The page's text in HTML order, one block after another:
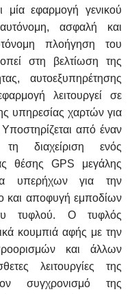
εφαρμογή γενικού
ασφαλή και
πλοήγηση του
στη βελτίωση της
αυτοεξυπηρέτησης
λειτουργεί σε
υπηρεσίας χαρτών για
από έναν
τη διαχείριση ενός
θέσης GPS μεγάλης
υπερήχων για την
και αποφυγή εμποδίων
τυφλού. Ο τυφλός
κουμπιά αφής με την
και άλλων
λειτουργίες της
συγχρονισμό της